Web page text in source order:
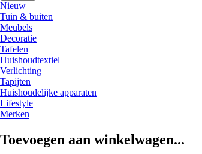
Nieuw
Tuin & buiten
Meubels
Decoratie
Tafelen
Huishoudtextiel
Verlichting
Tapijten
Huishoudelijke apparaten
Lifestyle
Merken
Toevoegen aan winkelwagen...